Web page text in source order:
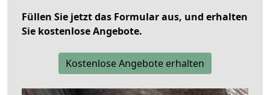
Füllen Sie jetzt das Formular aus, und erhalten
Sie kostenlose Angebote.
Kostenlose Angebote erhalten